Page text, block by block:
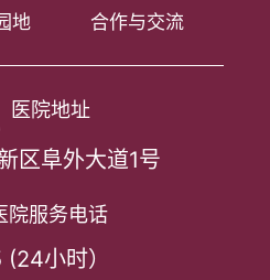
地 合作与交流
医院地址
区阜外大道1号
院服务电话
小时）